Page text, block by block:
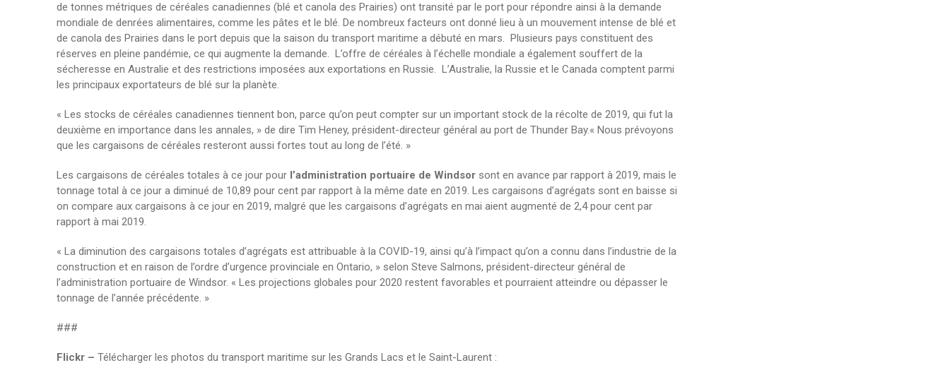
de tonnes métriques de céréales canadiennes (blé et canola des Prairies) ont transité par le port pour répondre ainsi à la demande
mondiale de denrées alimentaires, comme les pâtes et le blé. De nombreux facteurs ont donné lieu à un mouvement intense de blé et
de canola des Prairies dans le port depuis que la saison du transport maritime a débuté en mars. Plusieurs pays constituent des
réserves en pleine pandémie, ce qui augmente la demande. L’offre de céréales à l’échelle mondiale a également souffert de la
sécheresse en Australie et des restrictions imposées aux exportations en Russie. L’Australie, la Russie et le Canada comptent parmi
les principaux exportateurs de blé sur la planète.
« Les stocks de céréales canadiennes tiennent bon, parce qu’on peut compter sur un important stock de la récolte de 2019, qui fut la
deuxième en importance dans les annales, » de dire Tim Heney, président-directeur général au port de Thunder Bay.« Nous prévoyons
que les cargaisons de céréales resteront aussi fortes tout au long de l’été. »
Les cargaisons de céréales totales à ce jour pour l’administration portuaire de Windsorsont en avance par rapport à 2019, mais le
tonnage total à ce jour a diminué de 10,89 pour cent par rapport à la même date en 2019. Les cargaisons d’agrégats sont en baisse si
on compare aux cargaisons à ce jour en 2019, malgré que les cargaisons d’agrégats en mai aient augmenté de 2,4 pour cent par
rapport à mai 2019.
« La diminution des cargaisons totales d’agrégats est attribuable à la COVID-19, ainsi qu’à l’impact qu’on a connu dans l’industrie de la
construction et en raison de l’ordre d’urgence provinciale en Ontario, » selon Steve Salmons, président-directeur général de
l’administration portuaire de Windsor. « Les projections globales pour 2020 restent favorables et pourraient atteindre ou dépasser le
tonnage de l’année précédente. »
###
Flickr – Télécharger les photos du transport maritime sur les Grands Lacs et le Saint-Laurent :